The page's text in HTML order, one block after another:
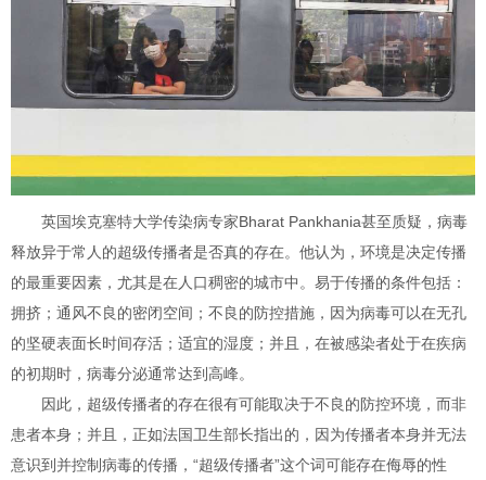
英国埃克塞特大学传染病专家Bharat Pankhania甚至质疑，病毒
释放异于常人的超级传播者是否真的存在。他认为，环境是决定传播
的最重要因素，尤其是在人口稠密的城市中。易于传播的条件包括：
拥挤；通风不良的密闭空间；不良的防控措施，因为病毒可以在无孔
的坚硬表面长时间存活；适宜的湿度；并且，在被感染者处于在疾病
的初期时，病毒分泌通常达到高峰。
因此，超级传播者的存在很有可能取决于不良的防控环境，而非
患者本身；并且，正如法国卫生部长指出的，因为传播者本身并无法
意识到并控制病毒的传播，“超级传播者”这个词可能存在侮辱的性